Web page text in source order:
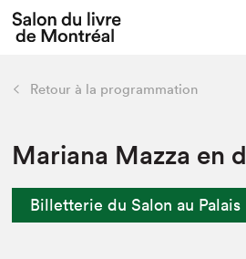
Tout sur l'édition 2022
Actualités
Vidéos et Balados
retour
Édition 2022
Liens pratiques
Retour à la programmation
Mariana Mazza en
Billetterie du Salon au Palais